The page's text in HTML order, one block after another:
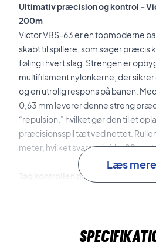
Ultimativ præcision og kontrol -
200m
Victor VBS-63 er en topmoderne
skabt til spillere, som søger præcis
føling i hvert slag. Strengen er
multifilament nylonkerne, der
og en utrolig respons på banen.
0,63 mm leverer denne streng
“repulsion,” hvilket gør den til et
præcisionsspil tæt ved nettet.
meter, hvilket svarer til cirka 20
Tag kontrollen på banen - køb en
Læs mere